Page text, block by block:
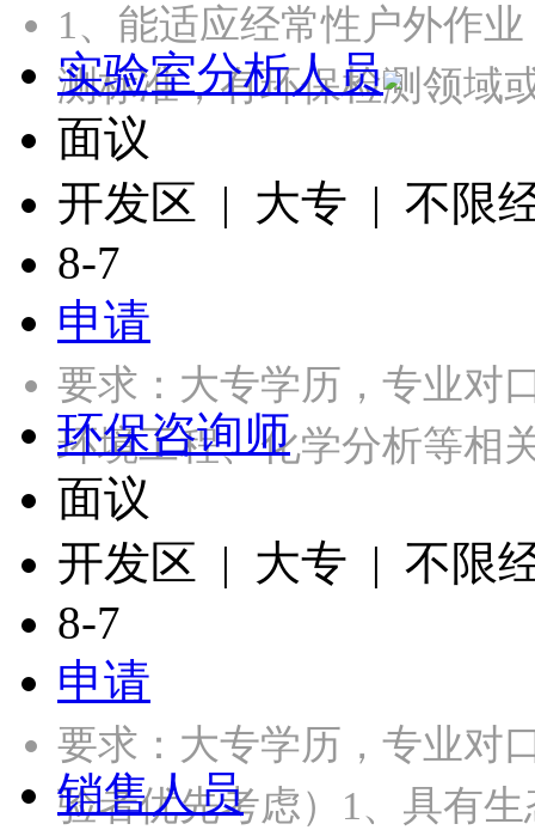
1、能适应经常性户外作
测标准，有环保检测领
实验室分析人员
面议
开发区 | 大专 | 不限
8-7
申请
要求：大专学历，专业对
环境工程、化学分析等
环保咨询师
面议
开发区 | 大专 | 不限
8-7
申请
要求：大专学历，专业对
验者优先考虑）1、具有
销售人员